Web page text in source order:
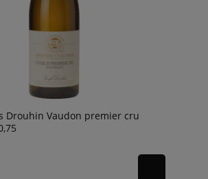
Drouhin Vaudon premier cru